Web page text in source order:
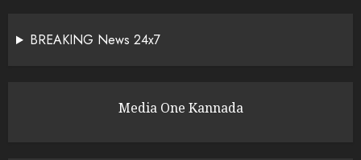
BREAKING News 24x7
Media One Kannada